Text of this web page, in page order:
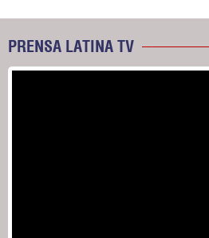
PRENSA LATINA TV